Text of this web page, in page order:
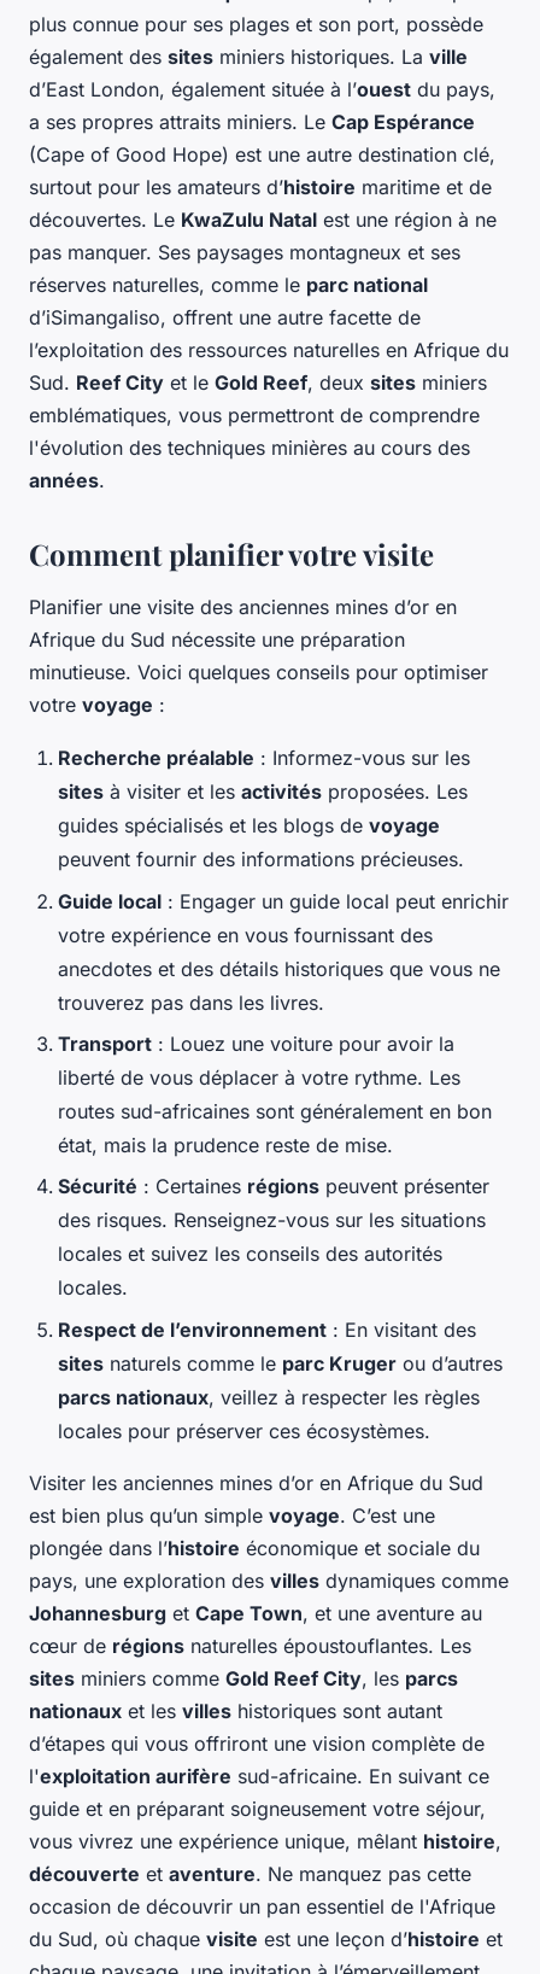
plus connue pour ses plages et son port, possède
également des sites miniers historiques. La ville
d’East London, également située à l’ouest du pays,
a ses propres attraits miniers. Le Cap Espérance
(Cape of Good Hope) est une autre destination clé,
surtout pour les amateurs d’histoire maritime et de
découvertes. Le KwaZulu Natal est une région à ne
pas manquer. Ses paysages montagneux et ses
réserves naturelles, comme le parc national
d’iSimangaliso, offrent une autre facette de
l’exploitation des ressources naturelles en Afrique du
Sud. Reef City et le Gold Reef, deux sites miniers
emblématiques, vous permettront de comprendre
l'évolution des techniques minières au cours des
années.
Comment planifier votre visite
Planifier une visite des anciennes mines d’or en
Afrique du Sud nécessite une préparation
minutieuse. Voici quelques conseils pour optimiser
votre voyage :
Recherche préalable : Informez-vous sur les
sites à visiter et les activités proposées. Les
guides spécialisés et les blogs de voyage
peuvent fournir des informations précieuses.
Guide local : Engager un guide local peut enrichir
votre expérience en vous fournissant des
anecdotes et des détails historiques que vous ne
trouverez pas dans les livres.
Transport : Louez une voiture pour avoir la
liberté de vous déplacer à votre rythme. Les
routes sud-africaines sont généralement en bon
état, mais la prudence reste de mise.
Sécurité : Certaines régions peuvent présenter
des risques. Renseignez-vous sur les situations
locales et suivez les conseils des autorités
locales.
Respect de l’environnement : En visitant des
sites naturels comme le parc Kruger ou d’autres
parcs nationaux, veillez à respecter les règles
locales pour préserver ces écosystèmes.
Visiter les anciennes mines d’or en Afrique du Sud
est bien plus qu’un simple voyage. C’est une
plongée dans l’histoire économique et sociale du
pays, une exploration des villes dynamiques comme
Johannesburg et Cape Town, et une aventure au
cœur de régions naturelles époustouflantes. Les
sites miniers comme Gold Reef City, les parcs
nationaux et les villes historiques sont autant
d’étapes qui vous offriront une vision complète de
l'exploitation aurifère sud-africaine. En suivant ce
guide et en préparant soigneusement votre séjour,
vous vivrez une expérience unique, mêlant histoire,
découverte et aventure. Ne manquez pas cette
occasion de découvrir un pan essentiel de l'Afrique
du Sud, où chaque visite est une leçon d’histoire et